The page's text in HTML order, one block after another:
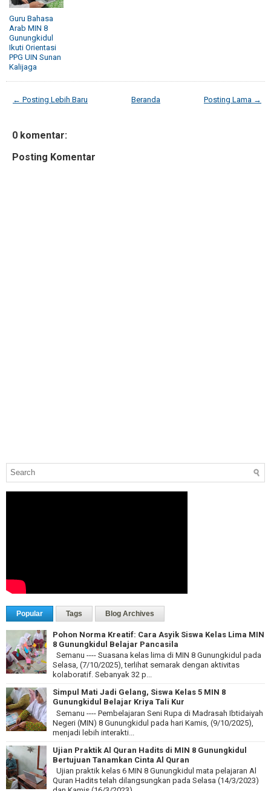
Guru Bahasa
Arab MIN 8
Gunungkidul
Ikuti Orientasi
PPG UIN Sunan
Kalijaga
← Posting Lebih Baru Posting Lama →
Beranda
0 komentar:
Posting Komentar
Popular Tags Blog Archives
Pohon Norma Kreatif: Cara Asyik Siswa Kelas Lima MIN
8 Gunungkidul Belajar Pancasila
Semanu ---- Suasana kelas lima di MIN 8 Gunungkidul pada
Selasa, (7/10/2025), terlihat semarak dengan aktivitas
kolaboratif. Sebanyak 32 p...
Simpul Mati Jadi Gelang, Siswa Kelas 5 MIN 8
Gunungkidul Belajar Kriya Tali Kur
Semanu ---- Pembelajaran Seni Rupa di Madrasah Ibtidaiyah
Negeri (MIN) 8 Gunungkidul pada hari Kamis, (9/10/2025),
menjadi lebih interakti...
Ujian Praktik Al Quran Hadits di MIN 8 Gunungkidul
Bertujuan Tanamkan Cinta Al Quran
Ujian praktik kelas 6 MIN 8 Gunungkidul mata pelajaran Al
Quran Hadits telah dilangsungkan pada Selasa (14/3/2023)